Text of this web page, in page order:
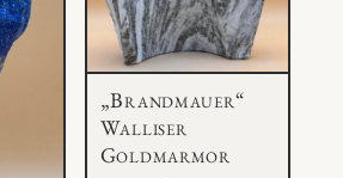
„Brandmauer“
Walliser
Goldmarmor